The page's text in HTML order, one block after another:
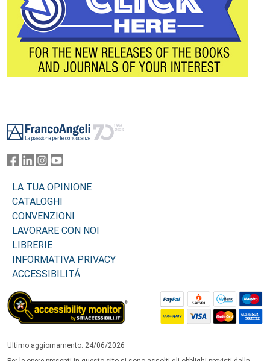
LA TUA OPINIONE
CATALOGHI
CONVENZIONI
LAVORARE CON NOI
LIBRERIE
INFORMATIVA PRIVACY
ACCESSIBILITÁ
Ultimo aggiornamento: 24/06/2026